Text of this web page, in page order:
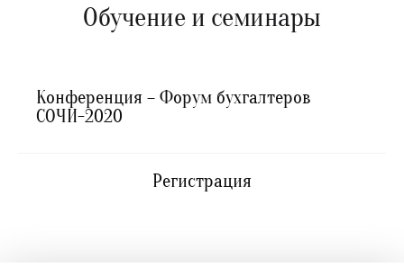
Обучение и семинары
Конференция – Форум бухгалтеров
СОЧИ-2020
Регистрация